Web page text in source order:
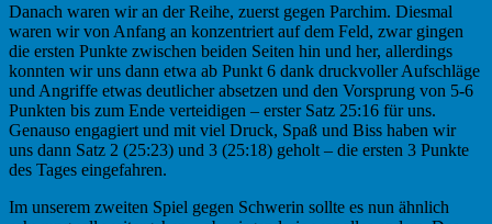
Danach waren wir an der Reihe, zuerst gegen Parchim. Diesmal
waren wir von Anfang an konzentriert auf dem Feld, zwar gingen
die ersten Punkte zwischen beiden Seiten hin und her, allerdings
konnten wir uns dann etwa ab Punkt 6 dank druckvoller Aufschläge
und Angriffe etwas deutlicher absetzen und den Vorsprung von 5-6
Punkten bis zum Ende verteidigen – erster Satz 25:16 für uns.
Genauso engagiert und mit viel Druck, Spaß und Biss haben wir
uns dann Satz 2 (25:23) und 3 (25:18) geholt – die ersten 3 Punkte
des Tages eingefahren.
Im unserem zweiten Spiel gegen Schwerin sollte es nun ähnlich